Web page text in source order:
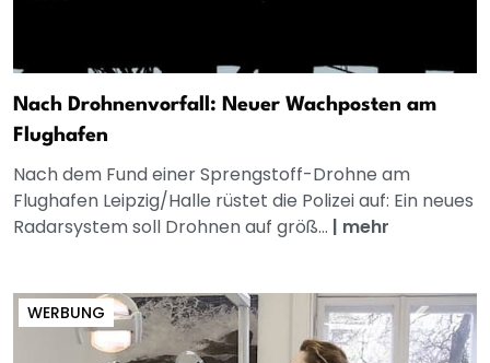
Nach Drohnenvorfall: Neuer Wachposten am
Flughafen
Nach dem Fund einer Sprengstoff-Drohne am
Flughafen Leipzig/Halle rüstet die Polizei auf: Ein neues
Radarsystem soll Drohnen auf größ... | mehr
WERBUNG